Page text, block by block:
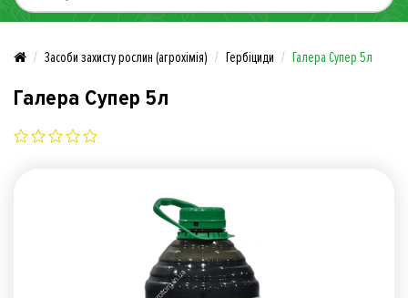
Засоби захисту рослин (агрохімія) Гербіциди Галера Супер 5л
Галера Супер 5л